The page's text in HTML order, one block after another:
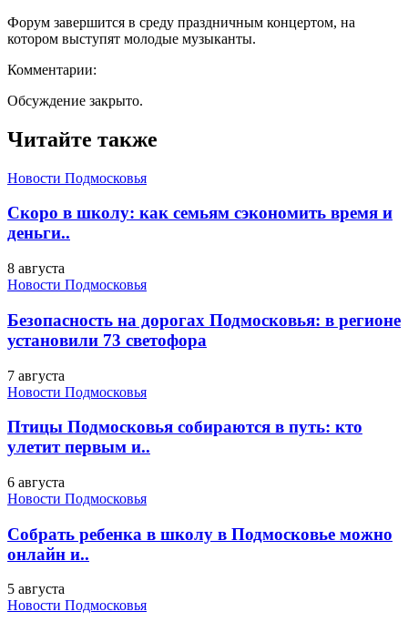
Форум завершится в среду праздничным концертом, на
котором выступят молодые музыканты.
Комментарии:
Обсуждение закрыто.
Читайте также
Новости Подмосковья
Скоро в школу: как семьям сэкономить время и
деньги..
8 августа
Новости Подмосковья
Безопасность на дорогах Подмосковья: в регионе
установили 73 светофора
7 августа
Новости Подмосковья
Птицы Подмосковья собираются в путь: кто
улетит первым и..
6 августа
Новости Подмосковья
Собрать ребенка в школу в Подмосковье можно
онлайн и..
5 августа
Новости Подмосковья